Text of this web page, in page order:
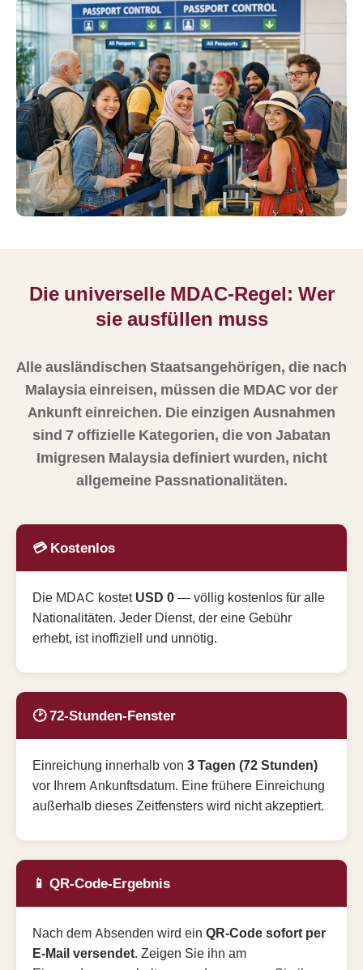
Die universelle MDAC-Regel: Wer
sie ausfüllen muss
Alle ausländischen Staatsangehörigen, die nach
Malaysia einreisen, müssen die MDAC vor der
Ankunft einreichen. Die einzigen Ausnahmen
sind 7 offizielle Kategorien, die von Jabatan
Imigresen Malaysia definiert wurden, nicht
allgemeine Passnationalitäten.
💳 Kostenlos
Die MDAC kostetUSD 0— völlig kostenlos für alle
Nationalitäten. Jeder Dienst, der eine Gebühr
erhebt, ist inoffiziell und unnötig.
🕑 72-Stunden-Fenster
Einreichung innerhalb von 3 Tagen (72 Stunden)
vor Ihrem Ankunftsdatum. Eine frühere Einreichung
außerhalb dieses Zeitfensters wird nicht akzeptiert.
📱 QR-Code-Ergebnis
Nach dem Absenden wird ein QR-Code sofort per
E-Mail versendet. Zeigen Sie ihn am